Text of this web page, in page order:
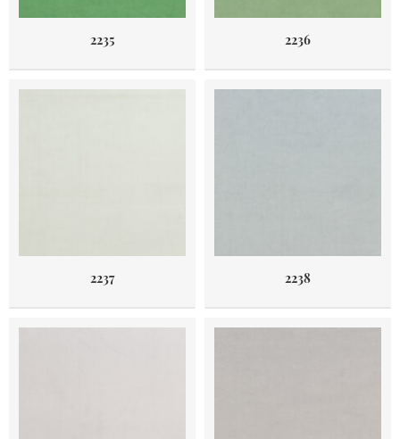
2235 2236
2237 2238